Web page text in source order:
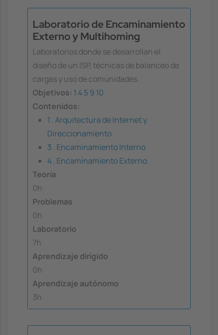
Laboratorio de Encaminamiento
Externo y Multihoming
Laboratorios donde se desarrollan el
diseño de un ISP, técnicas de balanceo de
cargas y uso de comunidades.
Objetivos: 1 459 10
Contenidos:
1 . Arquitectura de Internet y
Direccionamiento.
3 . Encaminamiento Interno
4 . Encaminamiento Externo.
Teoría
0h
Problemas
0h
Laboratorio
7h
Aprendizaje dirigido
0h
Aprendizaje autónomo
3h